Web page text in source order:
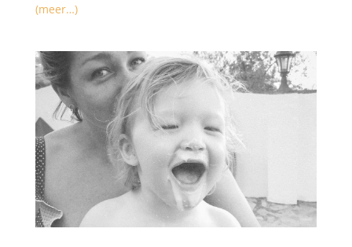
(meer…)